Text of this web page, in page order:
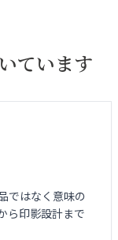
ています
ではなく意味の
ら印影設計まで